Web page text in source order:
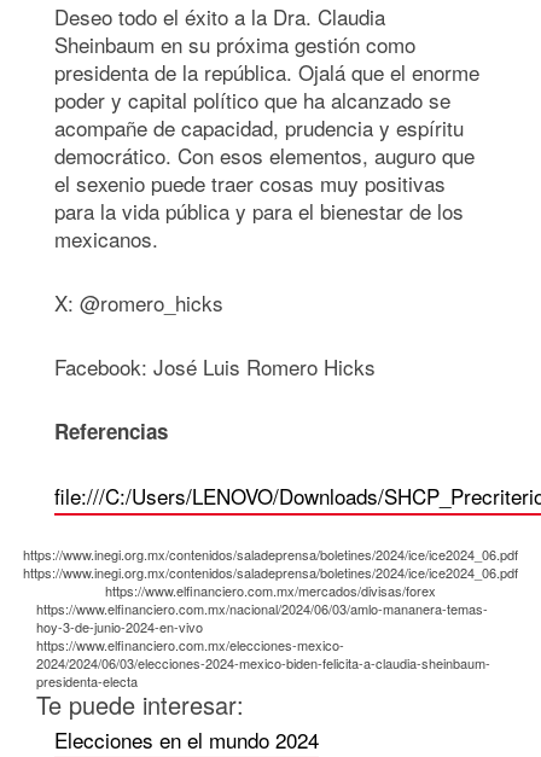
Deseo todo el éxito a la Dra. Claudia
Sheinbaum en su próxima gestión como
presidenta de la república. Ojalá que el enorme
poder y capital político que ha alcanzado se
acompañe de capacidad, prudencia y espíritu
democrático. Con esos elementos, auguro que
el sexenio puede traer cosas muy positivas
para la vida pública y para el bienestar de los
mexicanos.
X: @romero_hicks
Facebook: José Luis Romero Hicks
Referencias
file:///C:/Users/LENOVO/Downloads/
https://www.inegi.org.mx/contenidos/saladeprensa/boletines/2024/ice/ice2024_06.pdf
https://www.inegi.org.mx/contenidos/saladeprensa/boletines/2024/ice/ice2024_06.pdf
https://www.elfinanciero.com.mx/mercados/divisas/forex
https://www.elfinanciero.com.mx/nacional/2024/06/03/amlo-mananera-temas-
hoy-3-de-junio-2024-en-vivo
https://www.elfinanciero.com.mx/elecciones-mexico-
2024/2024/06/03/elecciones-2024-mexico-biden-felicita-a-claudia-sheinbaum-
presidenta-electa
Te puede interesar:
Elecciones en el mundo 2024